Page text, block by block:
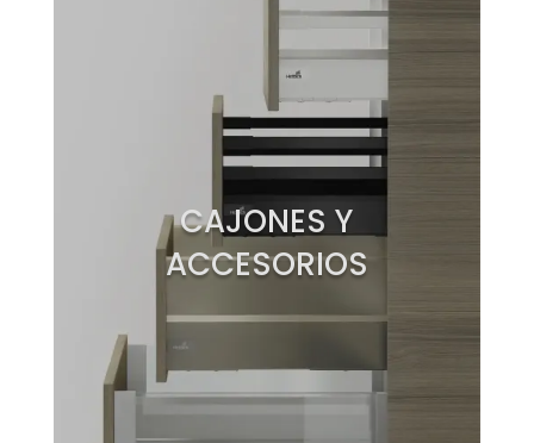
CAJONES Y
ACCESORIOS